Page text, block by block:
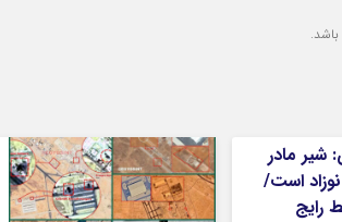
شیر مادر
است/
رایج